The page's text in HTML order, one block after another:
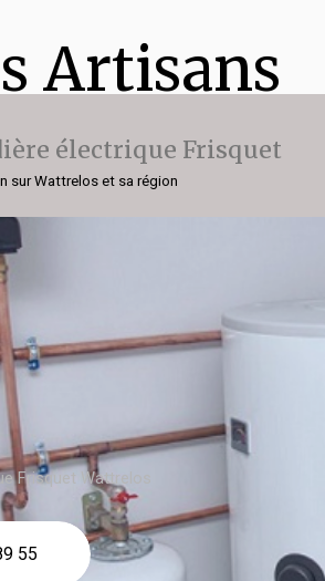
Artisans
électrique Frisquet
sur Wattrelos et sa région
Frisquet Wattrelos
55